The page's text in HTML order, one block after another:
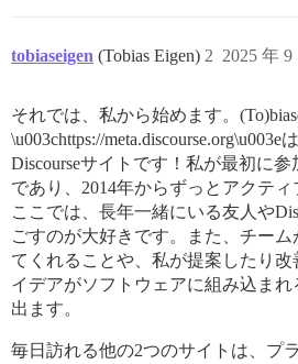
tobiaseigen (Tobias Eigen) 2025 年
2
それでは、私から始めます。
\u003chttps://
Discourseサイトです！私が最初に参
であり、2014年からずっとアクティ
ここでは、長年一緒にいる友人や
ごすのが大好きです。また、チー
てくれることや、私が提案したり
イデアがソフトウェアに組み込ま
出ます。
毎日訪れる他の2つのサイトは、プ